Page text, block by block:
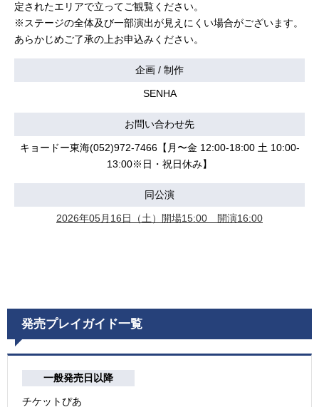
定されたエリアで立ってご観覧ください。
※ステージの全体及び一部演出が見えにくい場合がございます。
あらかじめご了承の上お申込みください。
企画 / 制作
SENHA
お問い合わせ先
キョードー東海(052)972-7466【月〜金 12:00-18:00 土 10:00-
13:00※日・祝日休み】
同公演
2026年05月16日（土）開場15:00 開演16:00
発売プレイガイド一覧
一般発売日以降
チケットぴあ